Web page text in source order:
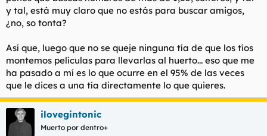
y tal, está muy claro que no estás para buscar amigos,
¿no, so tonta?
Así que, luego que no se queje ninguna tía de que los tíos
montemos películas para llevarlas al huerto... eso que me
ha pasado a mí es lo que ocurre en el 95% de las veces
que le dices a una tía directamente lo que quieres.
ilovegintonic
Muerto por dentro+